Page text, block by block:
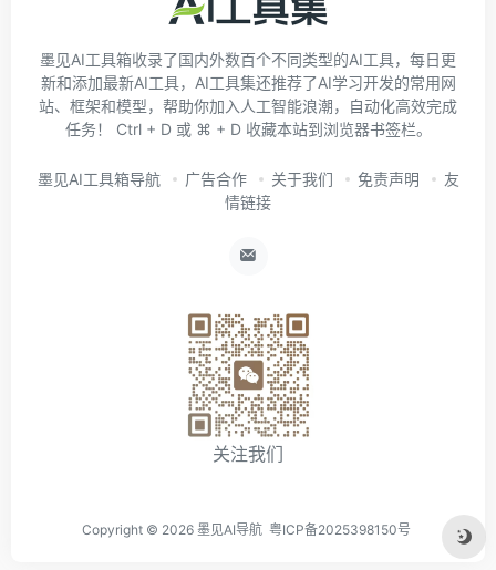
墨见AI工具箱收录了国内外数百个不同类型的AI工具，每日更
新和添加最新AI工具，AI工具集还推荐了AI学习开发的常用网
站、框架和模型，帮助你加入人工智能浪潮，自动化高效完成
任务！ Ctrl + D 或 ⌘ + D 收藏本站到浏览器书签栏。
墨见AI工具箱导航 广告合作 关于我们 免责声明
友
情链接
关注我们
Copyright © 2026 墨见AI导航 粤ICP备2025398150号